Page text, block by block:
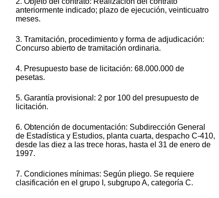
anteriormente indicado; plazo de ejecución, veinticuatro
meses.
3. Tramitación, procedimiento y forma de adjudicación:
Concurso abierto de tramitación ordinaria.
4. Presupuesto base de licitación: 68.000.000 de
pesetas.
5. Garantía provisional: 2 por 100 del presupuesto de
licitación.
6. Obtención de documentación: Subdirección General
de Estadística y Estudios, planta cuarta, despacho C-410,
desde las diez a las trece horas, hasta el 31 de enero de
1997.
7. Condiciones mínimas: Según pliego. Se requiere
clasificación en el grupo I, subgrupo A, categoría C.